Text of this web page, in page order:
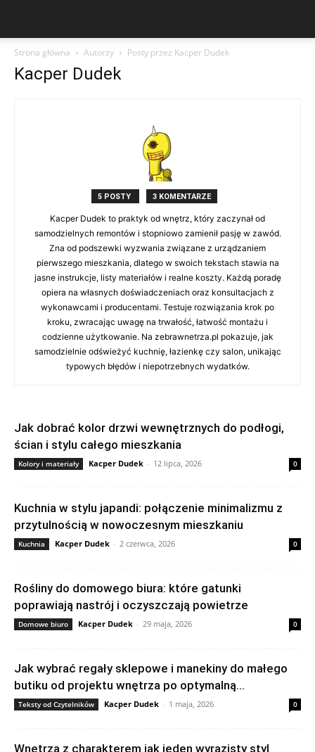
Strona główna Autorzy Posty przez Kacper Dudek
Kacper Dudek
5 POSTY 3 KOMENTARZE
Kacper Dudek to praktyk od wnętrz, który zaczynał od
samodzielnych remontów i stopniowo zamienił pasję w zawód.
Zna od podszewki wyzwania związane z urządzaniem
pierwszego mieszkania, dlatego w swoich tekstach stawia na
jasne instrukcje, listy materiałów i realne koszty. Każdą poradę
opiera na własnych doświadczeniach oraz konsultacjach z
wykonawcami i producentami. Testuje rozwiązania krok po
kroku, zwracając uwagę na trwałość, łatwość montażu i
codzienne użytkowanie. Na zebrawnetrza.pl pokazuje, jak
samodzielnie odświeżyć kuchnię, łazienkę czy salon, unikając
typowych błędów i niepotrzebnych wydatków.
Jak dobrać kolor drzwi wewnętrznych do podłogi,
ścian i stylu całego mieszkania
Kolory i materiały Kacper Dudek - 12 lipca, 2026 0
Kuchnia w stylu japandi: połączenie minimalizmu z
przytulnością w nowoczesnym mieszkaniu
Kuchnia Kacper Dudek - 2 czerwca, 2026 0
Rośliny do domowego biura: które gatunki
poprawiają nastrój i oczyszczają powietrze
Domowe biuro Kacper Dudek - 29 maja, 2026 0
Jak wybrać regały sklepowe i manekiny do małego
butiku od projektu wnętrza po optymalną...
Teksty od Czytelników Kacper Dudek - 1 maja, 2026 0
Wnętrza z charakterem jak jeden wyrazisty styl